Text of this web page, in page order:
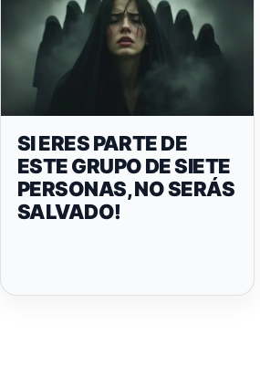
SI ERES PARTE DE
ESTE GRUPO DE SIETE
PERSONAS, NO SERÁS
SALVADO!